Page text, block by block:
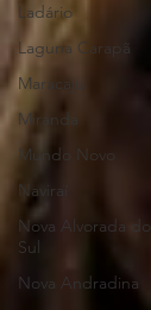
Ladário
Laguna Carapã
Maracaju
Miranda
Mundo Novo
Naviraí
Nova Alvorada do
Sul
Nova Andradina